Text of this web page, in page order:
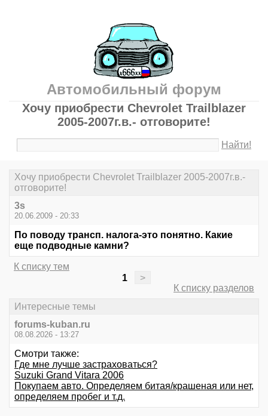
Автомобильный форум
Хочу приобрести Chevrolet Trailblazer
2005-2007г.в.- отговорите!
Найти!
Хочу приобрести Chevrolet Trailblazer 2005-2007г.в.-
отговорите!
3s
20.06.2009 - 20:33
По поводу трансп. налога-это понятно. Какие
еще подводные камни?
К списку тем
1
>
К списку разделов
Интересные темы
forums-kuban.ru
08.08.2026 - 13:27
Смотри также:
Где мне лучше застраховаться?
Suzuki Grand Vitara 2006
Покупаем авто. Определяем битая/крашеная или нет,
определяем пробег и т.д.